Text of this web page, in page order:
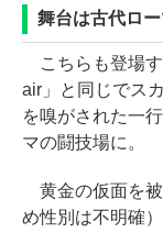
舞台は古代ロ
こちらも登場す
air」と同じでス
を嗅がされた一
マの闘技場に。
黄金の仮面を被
め性別は不明確